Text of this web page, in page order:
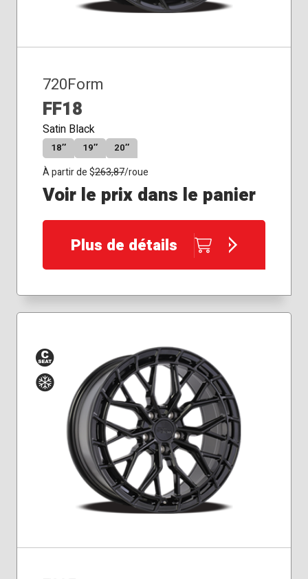
720Form
FF18
Satin Black
18″ 19″ 20″
À partir de $263,87/roue
Voir le prix dans le panier
Plus de détails
Siège
conique
Hiver